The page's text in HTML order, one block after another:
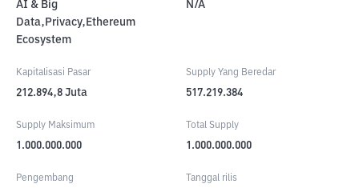
AI & Big
Data,Privacy,Ethereum
Ecosystem
N/A
Kapitalisasi Pasar
212.894,8 Juta
Supply Yang Beredar
517.219.384
Supply Maksimum
1.000.000.000
Total Supply
1.000.000.000
Pengembang Tanggal rilis